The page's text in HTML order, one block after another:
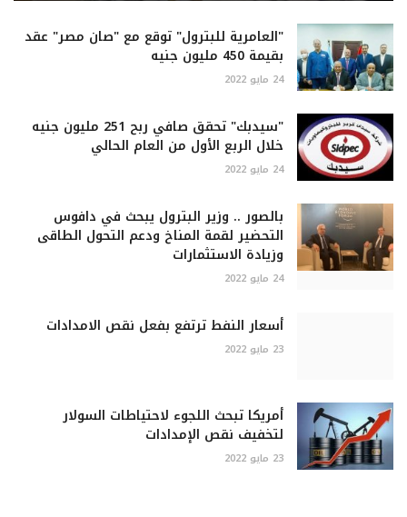
"العامرية للبترول" توقع مع "صان مصر" عقد
بقيمة 450 مليون جنيه
24 مايو 2022
"سيدبك" تحقق صافي ربح 251 مليون جنيه
خلال الربع الأول من العام الحالي
24 مايو 2022
بالصور .. وزير البترول يبحث في دافوس
التحضير لقمة المناخ ودعم التحول الطاقى
وزيادة الاستثمارات
24 مايو 2022
أسعار النفط ترتفع بفعل نقص الامدادات
23 مايو 2022
أمريكا تبحث اللجوء لاحتياطات السولار
لتخفيف نقص الإمدادات
23 مايو 2022